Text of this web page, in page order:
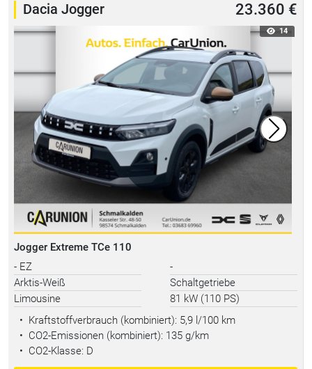
Dacia Jogger 23.360 €
14
Jogger Extreme TCe 110
- EZ
-
Arktis-Weiß
Schaltgetriebe
Limousine
81 kW (110 PS)
• Kraftstoffverbrauch (kombiniert): 5,9 l/100 km
• CO2-Emissionen (kombiniert): 135 g/km
• CO2-Klasse: D